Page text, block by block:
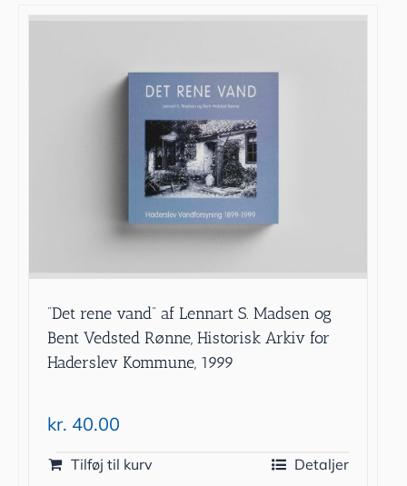
”Det rene vand” af Lennart S. Madsen og
Bent Vedsted Rønne, Historisk Arkiv for
Haderslev Kommune, 1999
kr. 40.00
Tilføj til kurv Detaljer